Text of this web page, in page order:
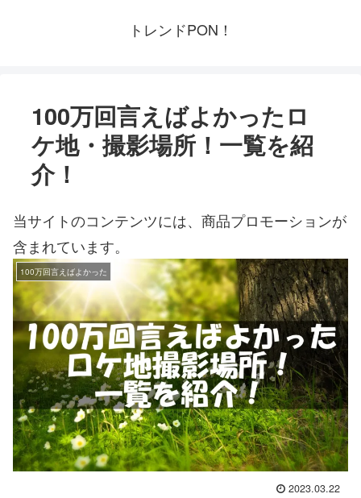
トレンドPON！
100万回言えばよかったロ
ケ地・撮影場所！一覧を紹
介！
当サイトのコンテンツには、商品プロモーションが
含まれています。
100万回言えばよかった
2023.03.22